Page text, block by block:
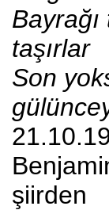
taşırlar
Son
şiirden